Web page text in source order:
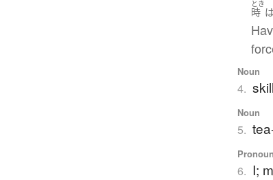
とき
時
Noun
4.
Noun
5.
Pronoun
6. I;